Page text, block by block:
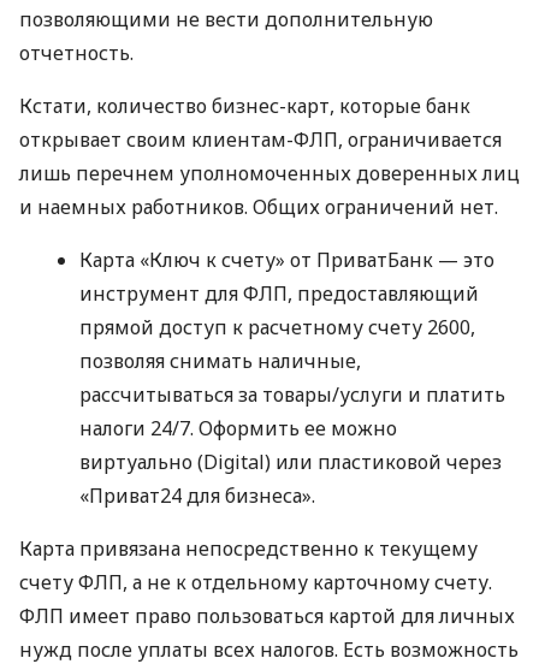
позволяющими не вести дополнительную
отчетность.
Кстати, количество бизнес-карт, которые банк
открывает своим клиентам-ФЛП, ограничивается
лишь перечнем уполномоченных доверенных лиц
и наемных работников. Общих ограничений нет.
Карта «Ключ к счету» от ПриватБанк — это
инструмент для ФЛП, предоставляющий
прямой доступ к расчетному счету 2600,
позволяя снимать наличные,
рассчитываться за товары/услуги и платить
налоги 24/7. Оформить ее можно
виртуально (Digital) или пластиковой через
«Приват24 для бизнеса».
Карта привязана непосредственно к текущему
счету ФЛП, а не к отдельному карточному счету.
ФЛП имеет право пользоваться картой для личных
нужд после уплаты всех налогов. Есть возможность